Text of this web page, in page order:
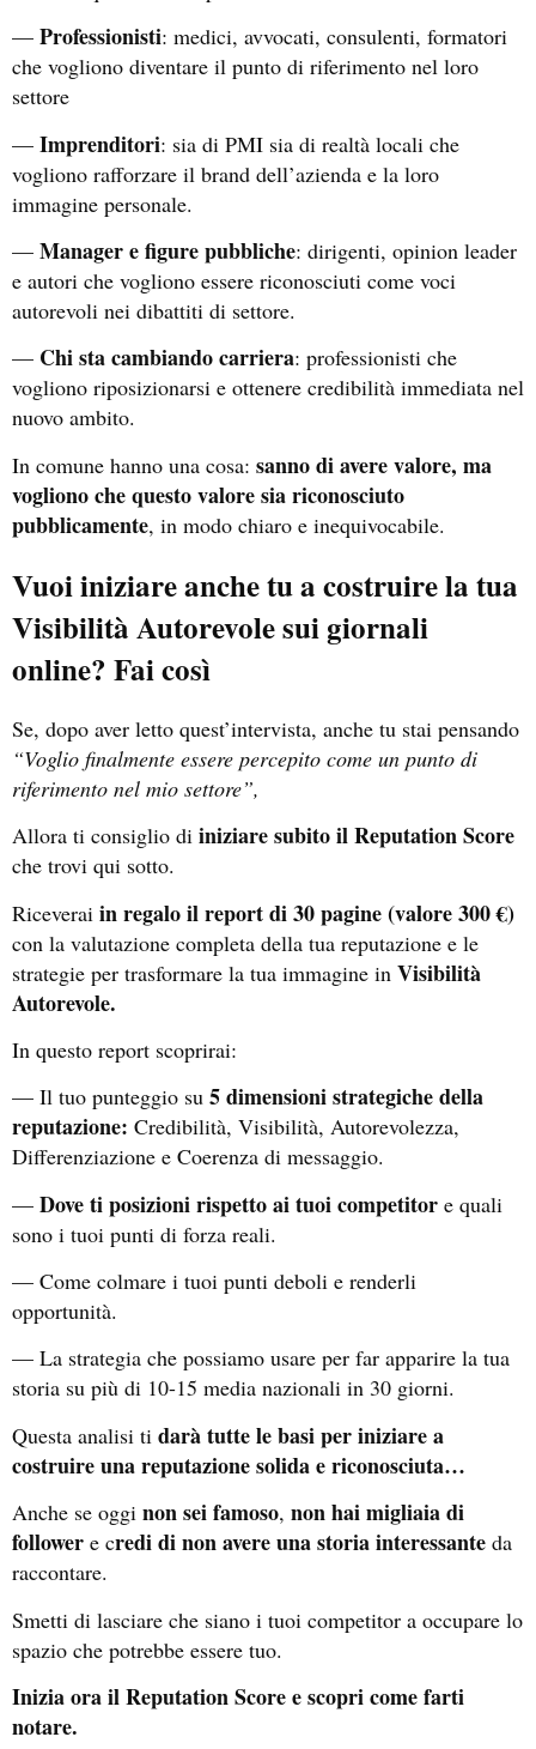
— Professionisti: medici, avvocati, consulenti, formatori
che vogliono diventare il punto di riferimento nel loro
settore
— Imprenditori: sia di PMI sia di realtà locali che
vogliono rafforzare il brand dell’azienda e la loro
immagine personale.
— Manager e figure pubbliche: dirigenti, opinion leader
e autori che vogliono essere riconosciuti come voci
autorevoli nei dibattiti di settore.
— Chi sta cambiando carriera: professionisti che
vogliono riposizionarsi e ottenere credibilità immediata nel
nuovo ambito.
In comune hanno una cosa: sanno di avere valore, ma
vogliono che questo valore sia riconosciuto
pubblicamente, in modo chiaro e inequivocabile.
Vuoi iniziare anche tu a costruire la tua
Visibilità Autorevole sui giornali
online? Fai così
Se, dopo aver letto quest’intervista, anche tu stai pensando
“Voglio finalmente essere percepito come un punto di
riferimento nel mio settore”,
Allora ti consiglio di iniziare subito il Reputation Score
che trovi qui sotto.
Riceverai in regalo il report di 30 pagine (valore 300 €)
con la valutazione completa della tua reputazione e le
strategie per trasformare la tua immagine in Visibilità
Autorevole.
In questo report scoprirai:
— Il tuo punteggio su 5 dimensioni strategiche della
reputazione: Credibilità, Visibilità, Autorevolezza,
Differenziazione e Coerenza di messaggio.
— Dove ti posizioni rispetto ai tuoi competitor e quali
sono i tuoi punti di forza reali.
— Come colmare i tuoi punti deboli e renderli
opportunità.
— La strategia che possiamo usare per far apparire la tua
storia su più di 10-15 media nazionali in 30 giorni.
Questa analisi ti darà tutte le basi per iniziare a
costruire una reputazione solida e riconosciuta…
Anche se oggi non sei famoso, non hai migliaia di
follower e credi di non avere una storia interessante da
raccontare.
Smetti di lasciare che siano i tuoi competitor a occupare lo
spazio che potrebbe essere tuo.
Inizia ora il Reputation Score e scopri come farti
notare.